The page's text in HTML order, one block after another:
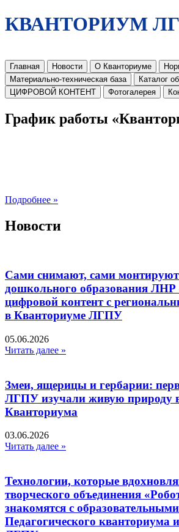
КВАНТОРИУМ
Главная Новости О Кванториуме
Материально-техническая база
Каталог
ЦИФРОВОЙ КОНТЕНТ
Фотогалерея
График работы
Подробнее »
Новости
Сами снимают, сами
дошкольного образования ЛНР
цифровой контент с
в Кванториуме ЛГПУ​
05.06.2026
Читать далее »
Змеи, ящерицы и гербарии:
ЛГПУ изучали живую природу
Кванториума
03.06.2026
Читать далее »
Технологии, которые
творческого объединения
знакомятся с
Педагогического